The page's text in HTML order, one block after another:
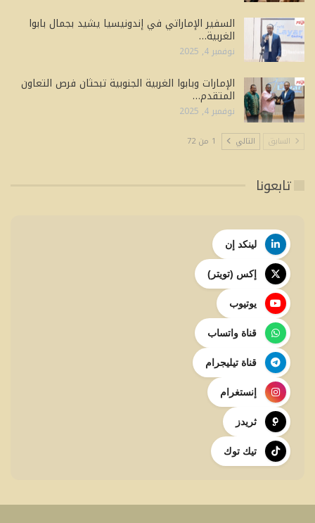
السفير الإماراتي في إندونيسيا يشيد بجمال بابوا
الغربية…
نوفمبر 4, 2025
الإمارات وبابوا الغربية الجنوبية تبحثان فرص التعاون
المتقدم…
نوفمبر 4, 2025
السابق التالي 1 من 72
تابعونا
لينكد إن
إكس (تويتر)
يوتيوب
قناة واتساب
قناة تيليجرام
إنستغرام
ثريدز
تيك توك